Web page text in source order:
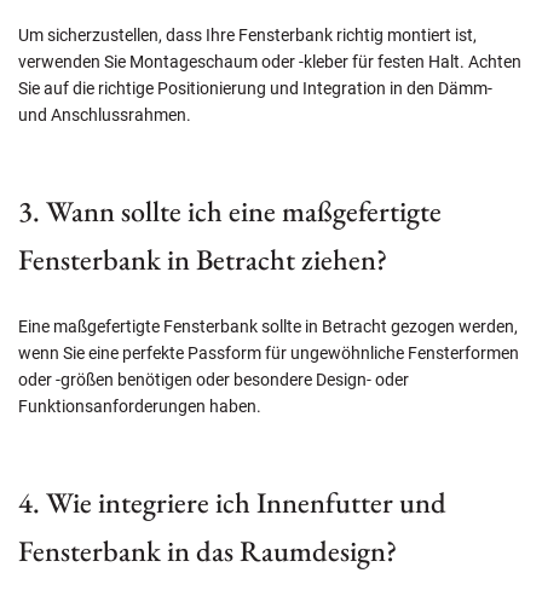
Um sicherzustellen, dass Ihre Fensterbank richtig montiert ist,
verwenden Sie Montageschaum oder -kleber für festen Halt. Achten
Sie auf die richtige Positionierung und Integration in den Dämm-
und Anschlussrahmen.
3. Wann sollte ich eine maßgefertigte
Fensterbank in Betracht ziehen?
Eine maßgefertigte Fensterbank sollte in Betracht gezogen werden,
wenn Sie eine perfekte Passform für ungewöhnliche Fensterformen
oder -größen benötigen oder besondere Design- oder
Funktionsanforderungen haben.
4. Wie integriere ich Innenfutter und
Fensterbank in das Raumdesign?